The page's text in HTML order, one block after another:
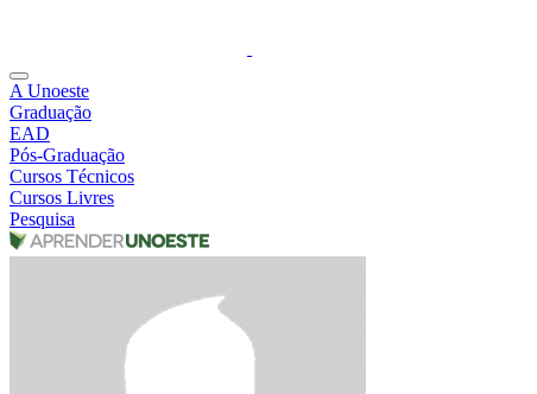
A Unoeste
Graduação
EAD
Pós-Graduação
Cursos Técnicos
Cursos Livres
Pesquisa